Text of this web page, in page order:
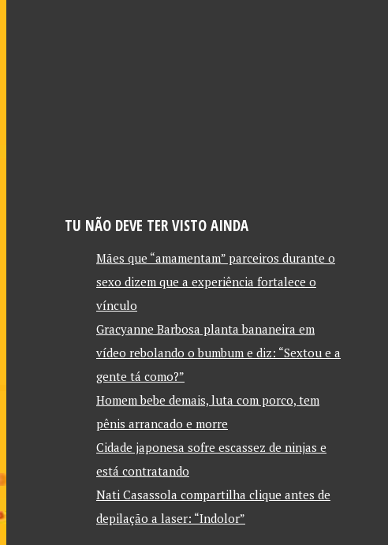
TU NÃO DEVE TER VISTO AINDA
Mães que “amamentam” parceiros durante o
sexo dizem que a experiência fortalece o
vínculo
Gracyanne Barbosa planta bananeira em
vídeo rebolando o bumbum e diz: “Sextou e a
gente tá como?”
Homem bebe demais, luta com porco, tem
pênis arrancado e morre
Cidade japonesa sofre escassez de ninjas e
está contratando
Nati Casassola compartilha clique antes de
depilação a laser: “Indolor”